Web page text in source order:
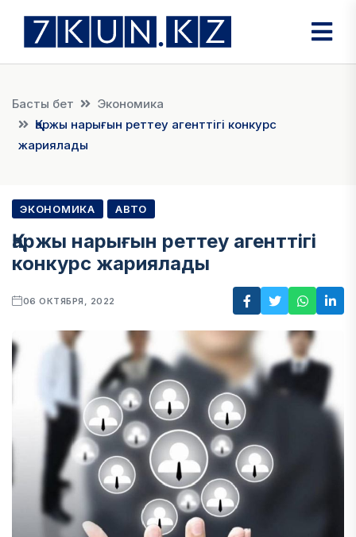
Басты бет
Экономика
Қаржы нарығын реттеу агенттігі конкурс
жариялады
ЭКОНОМИКА АВТО
Қаржы нарығын реттеу агенттігі
конкурс жариялады
06 ОКТЯБРЯ, 2022